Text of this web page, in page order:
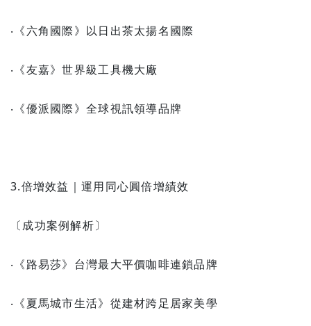
‧《六角國際》以日出茶太揚名國際
‧《友嘉》世界級工具機大廠
‧《優派國際》全球視訊領導品牌
3.倍增效益｜運用同心圓倍增績效
〔成功案例解析〕
‧《路易莎》台灣最大平價咖啡連鎖品牌
‧《夏馬城市生活》從建材跨足居家美學